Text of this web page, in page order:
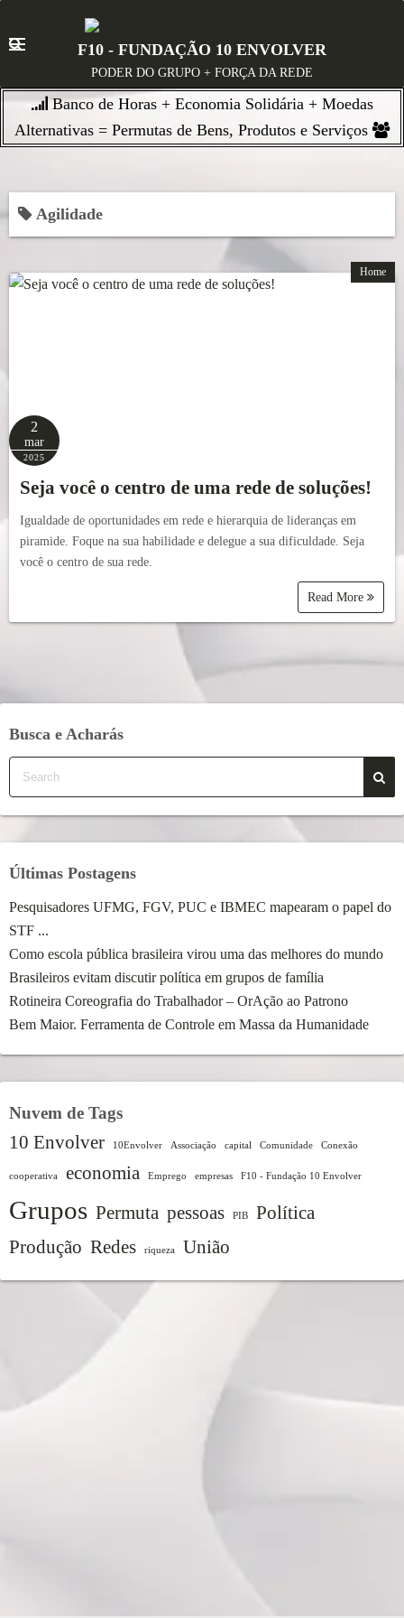
t
c
t
F10 - FUNDAÇÃO 10 ENVOLVER
PODER DO GRUPO + FORÇA DA REDE
Banco de Horas + Economia Solidária + Moedas
Alternativas = Permutas de Bens, Produtos e Serviços
Agilidade
Home
2
mar
2025
Seja você o centro de uma rede de soluções!
Igualdade de oportunidades em rede e hierarquia de lideranças em
piramide. Foque na sua habilidade e delegue a sua dificuldade. Seja
você o centro de sua rede.
Read More
Busca e Acharás
Últimas Postagens
Pesquisadores UFMG, FGV, PUC e IBMEC mapearam o papel do
STF ...
Como escola pública brasileira virou uma das melhores do mundo
Brasileiros evitam discutir política em grupos de família
Rotineira Coreografia do Trabalhador – OrAção ao Patrono
Bem Maior. Ferramenta de Controle em Massa da Humanidade
Nuvem de Tags
10 Envolver 10Envolver Associação capital Comunidade Conexão
cooperativa economia Emprego empresas F10 - Fundação 10 Envolver
Grupos Permuta pessoas PIB
Política
Produção Redes riqueza União